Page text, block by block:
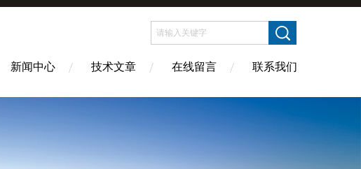
新闻中心 技术文章 在线留言 联系我们